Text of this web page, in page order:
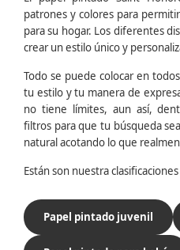
patrones y colores para
para su hogar. Los diferentes
crear un estilo único y
Todo se puede colocar en
tu estilo y tu manera de
no tiene límites, aun así,
filtros para que tu búsqueda
natural acotando lo que
Están son nuestra
Papel pintado juvenil